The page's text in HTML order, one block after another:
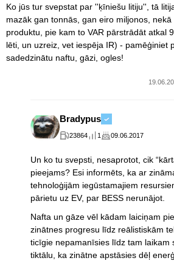
Ko jūs tur svepstat par ''ķīniešu litiju'', tā
mazāk gan tonnās, gan eiro miljonos,
produktu, pie kam to VAR pārstrādāt atkal
lēti, un uzreiz, vet iespēja IR) - pamēģiniet
sadedzinātu naftu, gāzi, ogles!
Bradypus
23864 1 09.06.2017
Un ko tu svepsti, nesaprotot, cik
pieejams? Esi informēts, ka ar
tehnoloģijām iegūstamajiem
pārietu uz EV, par BESS nerunājot.
Nafta un gāze vēl kādam laiciņam
zinātnes progresu līdz reālistiskām
ticīgie nepamanīsies līdz tam laikam
tiktālu, ka zinātne apstāsies dēļ